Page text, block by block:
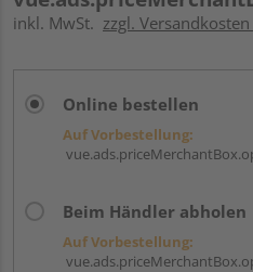
inkl. MwSt. zzgl.
Online bestellen
Auf Vorbestellung:
Beim Händler abholen
Auf Vorbestellung: